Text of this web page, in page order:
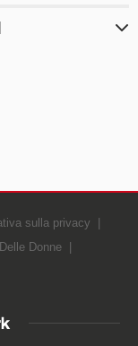
sulla privacy
Donne